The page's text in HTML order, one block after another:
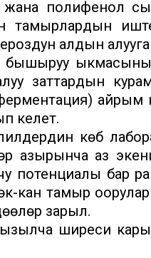
полифенол
тамырлардын
алдын
ыкмасынын
заттардын
айрым
келет.
көбү
азырынча аз
потенциалы бар
кан тамыр
зарыл.
ширеси